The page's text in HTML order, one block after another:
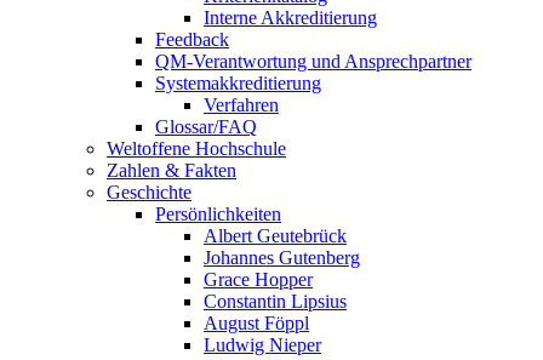
Interne Akkreditierung
Feedback
QM-Verantwortung und Ansprechpartner
Systemakkreditierung
Verfahren
Glossar/FAQ
Weltoffene Hochschule
Zahlen & Fakten
Geschichte
Persönlichkeiten
Albert Geutebrück
Johannes Gutenberg
Grace Hopper
Constantin Lipsius
August Föppl
Ludwig Nieper